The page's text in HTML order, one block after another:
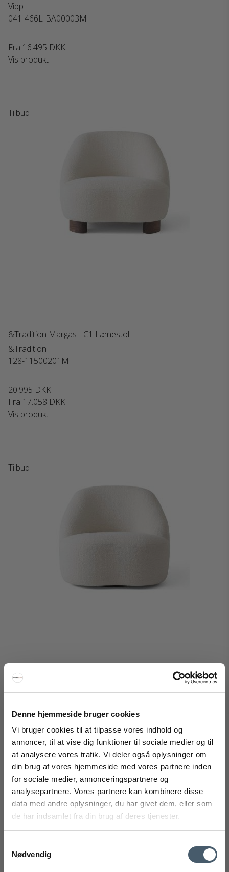
Denne hjemmeside bruger cookies
Vi bruger cookies til at tilpasse vores indhold og
annoncer, til at vise dig funktioner til sociale medier og til
at analysere vores trafik. Vi deler også oplysninger om
din brug af vores hjemmeside med vores partnere inden
for sociale medier, annonceringspartnere og
analysepartnere. Vores partnere kan kombinere disse
data med andre oplysninger, du har givet dem, eller som
de har indsamlet fra din brug af deres tjenester.
Nødvendig
Vipp
041-466LIBA00003M
Fra 16.495 DKK
Vis produkt
Tilbud
&Tradition Margas LC1 Lænestol
&Tradition
128-11500201M
20.995 DKK
Fra 17.058 DKK
Vis produkt
Tilbud
128-11550200M
20.995 DKK
Fra16.166 DKK
Vis produkt
FÅ 20% RABAT
*Din rabat kan ikke bruges på i forvejen nedsatte varer eller på
produkter fra Rocket .